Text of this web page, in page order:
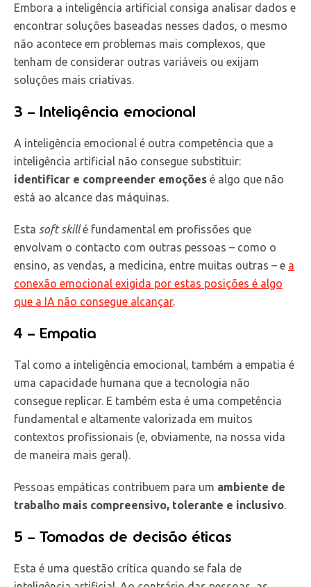
Embora a inteligência artificial consiga analisar dados e
encontrar soluções baseadas nesses dados, o mesmo
não acontece em problemas mais complexos, que
tenham de considerar outras variáveis ou exijam
soluções mais criativas.
3 – Inteligência emocional
A inteligência emocional é outra competência que a
inteligência artificial não consegue substituir:
identificar e compreender emoções é algo que não
está ao alcance das máquinas.
Esta soft skillé fundamental em profissões que
envolvam o contacto com outras pessoas – como o
ensino, as vendas, a medicina, entre muitas outras – e a
conexão emocional exigida por estas posições é algo
que a IA não consegue alcançar.
4 – Empatia
Tal como a inteligência emocional, também a empatia é
uma capacidade humana que a tecnologia não
consegue replicar. E também esta é uma competência
fundamental e altamente valorizada em muitos
contextos profissionais (e, obviamente, na nossa vida
de maneira mais geral).
Pessoas empáticas contribuem para um ambiente de
trabalho mais compreensivo, tolerante e inclusivo
5 – Tomadas de decisão éticas
Esta é uma questão crítica quando se fala de